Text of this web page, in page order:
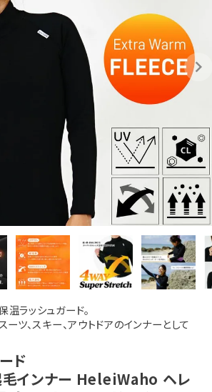
温ラッシュガード。
ーツ、スキー、アウトドアのインナーとして
ド
毛インナー HeleiWaho ヘレ